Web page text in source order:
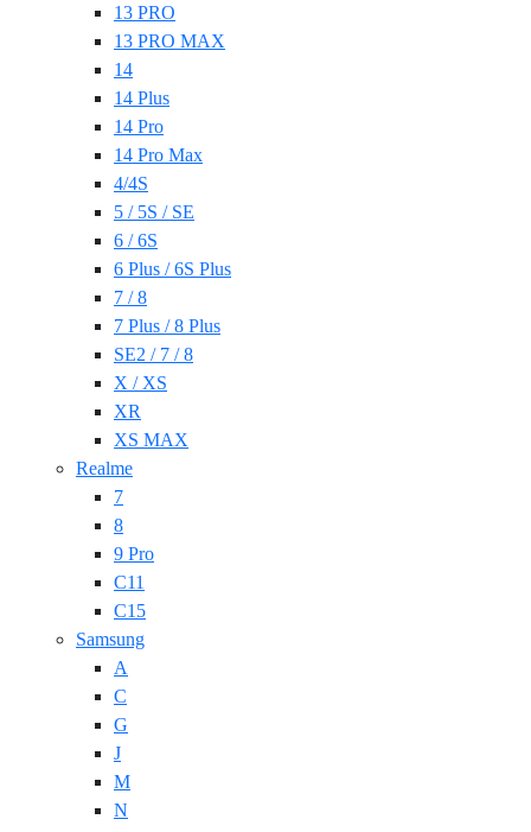
13 PRO
13 PRO MAX
14
14 Plus
14 Pro
14 Pro Max
4/4S
5 / 5S / SE
6 / 6S
6 Plus / 6S Plus
7 / 8
7 Plus / 8 Plus
SE2 / 7 / 8
X / XS
XR
XS MAX
Realme
7
8
9 Pro
C11
C15
Samsung
A
C
G
J
M
N